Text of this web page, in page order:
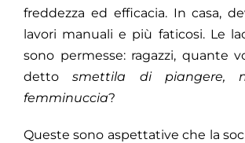
freddezza ed efficacia. In casa,
lavori manuali e più faticosi. Le
sono permesse: ragazzi, quante
dettosmettila di piangere,
femminuccia?
Queste sono aspettative che la